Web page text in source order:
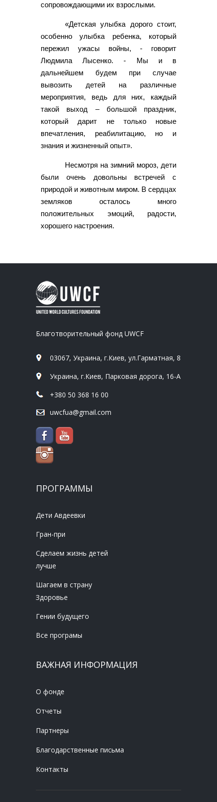
сопровождающими их взрослыми.
«Детская улыбка дорого стоит,
особенно улыбка ребенка, который
пережил ужасы войны, - говорит
Людмила Лысенко. - Мы и в
дальнейшем будем при случае
вывозить детей на различные
мероприятия, ведь для них, каждый
такой выход – большой праздник,
который дарит не только новые
впечатления, реабилитацию, но и
знания и жизненный опыт».
Несмотря на зимний мороз, дети
были очень довольны встречей с
природой и животным миром. В сердцах
земляков осталось много
положительных эмоций, радости,
хорошего настроения.
Благотворительный фонд UWCF
03067, Украина, г.Киев, ул.Гарматная, 8
Украина, г.Киев, Парковая дорога, 16-А
+380 50 368 16 00
uwcfua@gmail.com
ПРОГРАММЫ
Дети Авдеевки
Гран-при
Сделаем жизнь детей
лучше
Шагаем в страну
Здоровье
Гении будущего
Все програмы
ВАЖНАЯ ИНФОРМАЦИЯ
О фонде
Отчеты
Партнеры
Благодарственные письма
Контакты